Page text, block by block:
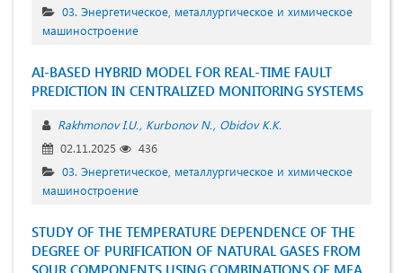
03. Энергетическое, металлургическое и химическое
машиностроение
AI-BASED HYBRID MODEL FOR REAL-TIME FAULT
PREDICTION IN CENTRALIZED MONITORING SYSTEMS
Rakhmonov I.U. Kurbonov N. Obidov K.K.
02.11.2025
436
03. Энергетическое, металлургическое и химическое
машиностроение
STUDY OF THE TEMPERATURE DEPENDENCE OF THE
DEGREE OF PURIFICATION OF NATURAL GASES FROM